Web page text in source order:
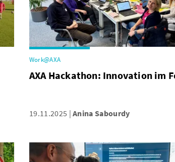
Work@AXA
AXA Hackathon: Innovation im
19.11.2025 Anina Sabourdy